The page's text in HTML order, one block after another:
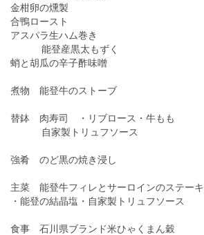
金柑卵の燻製
合鴨ロースト
アスパラ生ハム巻き
能登産黒太もずく
蛸と胡瓜の辛子酢味噌
煮物 能登牛のストーブ
替鉢 肉寿司 ・リブロース・牛もも
自家製トリュフソース
強肴 のど黒の焼き浸し
主菜 能登牛フィレとサーロインのステーキ
・能登の結晶塩・自家製トリュフソース
食事 石川県ブランド米ひゃくまん穀